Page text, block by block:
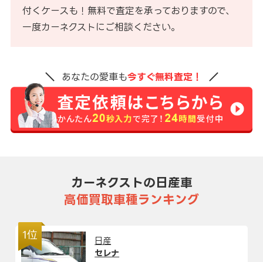
付くケースも！無料で査定を承っておりますので、
一度カーネクストにご相談ください。
あなたの愛車も今すぐ無料査定！
カーネクストの日産車
高価買取車種ランキング
1位
日産
セレナ